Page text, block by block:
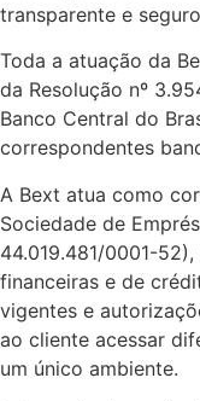
transparente e
Toda a atuação da
da Resolução nº
Banco Central do
correspondentes
A Bext atua como
Sociedade de
44.019.481/0001-
financeiras e de
vigentes e
ao cliente acessar
um único ambiente.